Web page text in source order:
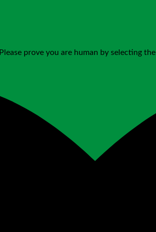
Please prove you are human by selecting the